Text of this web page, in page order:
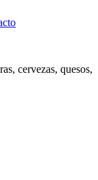
cervezas, quesos,